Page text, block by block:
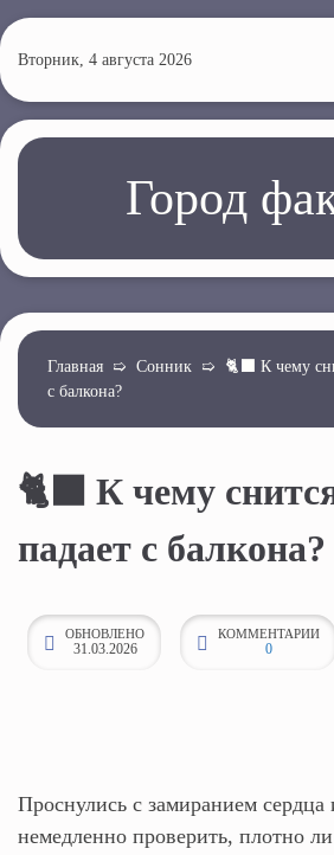
е
р
й
о
н
Вторник, 4 августа 2026
Город
Главная ➯ Сонник ➯ 🐈‍⬛ К чему
с балкона?
🐈‍⬛ К чему
падает с балкона?
ОБНОВЛЕНО
31.03.2026
КОММЕНТАРИИ
0
Проснулись с замиранием
немедленно проверить, плотно